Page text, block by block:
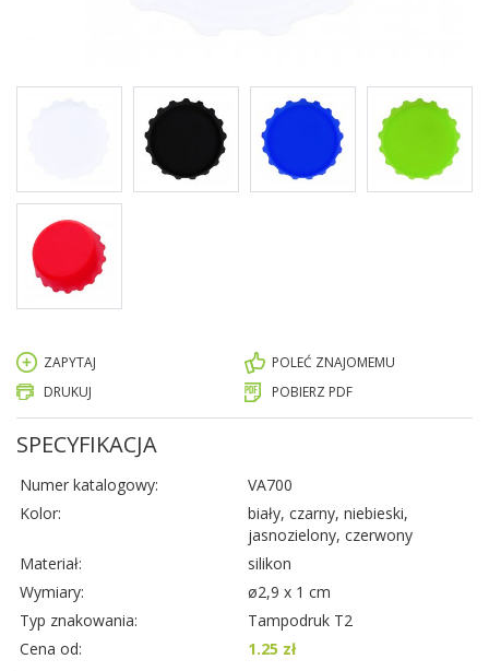
ZAPYTAJ
POLEĆ ZNAJOMEMU
DRUKUJ
POBIERZ PDF
SPECYFIKACJA
Numer katalogowy:
VA700
Kolor:
biały, czarny, niebieski,
jasnozielony, czerwony
Materiał:
silikon
Wymiary:
ø2,9 x 1 cm
Typ znakowania:
Tampodruk T2
Cena od:
1.25 zł